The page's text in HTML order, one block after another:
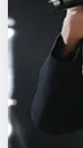
События
Города
Площадки
Артисты